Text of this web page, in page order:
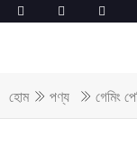
হোম পণ্য গেমিং